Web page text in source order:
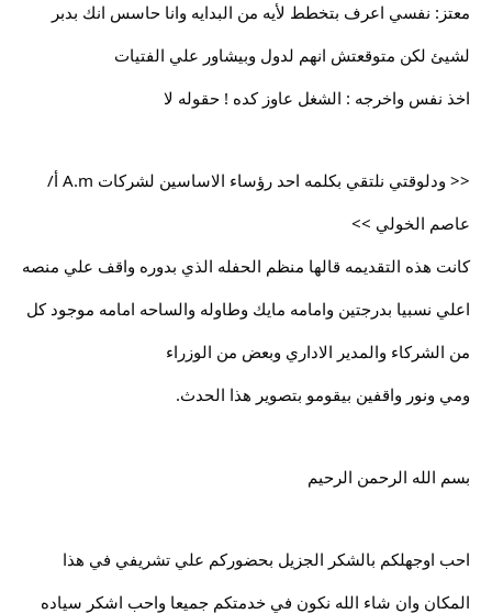
معتز: نفسي اعرف بتخطط لأيه من البدايه وانا حاسس انك بدبر
لشيئ لكن متوقعتش انهم لدول وبيشاور علي الفتيات
اخذ نفس واخرجه : الشغل عاوز كده ! حقوله لا
<< ودلوقتي نلتقي بكلمه احد رؤساء الاساسين لشركات A.m أ/
عاصم الخولي >>
كانت هذه التقديمه قالها منظم الحفله الذي بدوره واقف علي منصه
اعلي نسبيا بدرجتين وامامه مايك وطاوله والساحه امامه موجود كل
من الشركاء والمدير الاداري وبعض من الوزراء
ومي ونور واقفين بيقومو بتصوير هذا الحدث.
بسم الله الرحمن الرحيم
احب اوجهلكم بالشكر الجزيل بحضوركم علي تشريفي في هذا
المكان وان شاء الله نكون في خدمتكم جميعا واحب اشكر سياده